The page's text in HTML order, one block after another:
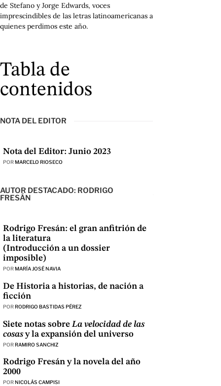
de Stefano y Jorge Edwards, voces
imprescindibles de las letras latinoamericanas a
quienes perdimos este año.
Tabla de
contenidos
NOTA DEL EDITOR
Nota del Editor: Junio 2023
PORMARCELO RIOSECO
AUTOR DESTACADO: RODRIGO
FRESÁN
Rodrigo Fresán: el gran anfitrión de
la literatura
(Introducción a un dossier
imposible)
POR MARÍA JOSÉ NAVIA
De Historia a historias, de nación a
ficción
PORRODRIGO BASTIDAS PÉREZ
Siete notas sobre La velocidad de las
cosasy la expansión del universo
PORRAMIRO SANCHIZ
Rodrigo Fresán y la novela del año
2000
PORNICOLÁS CAMPISI